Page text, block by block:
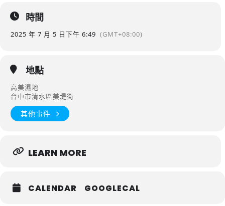
時間
2025 年 7 月 5 日下午 6:49 (GMT+08:00)
地點
高美濕地
台中市清水區美堤街
其他事件
LEARN MORE
CALENDAR GOOGLECAL